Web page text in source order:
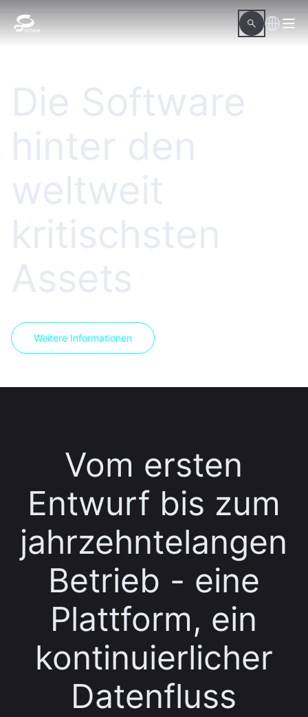
Die Software
hinter den
weltweit
kritischsten
Assets
Weitere Informationen
Vom ersten
Entwurf bis zum
jahrzehntelangen
Betrieb - eine
Plattform, ein
kontinuierlicher
Datenfluss